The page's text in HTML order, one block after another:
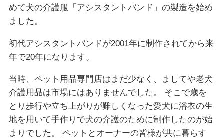
めて犬の介護服「アシスタントバンド」の製造を始め
ました。
初代アシスタントバンドが2001年に制作されてから来
年で20年になります。
当時、ペット用品専門店はまだ少なく、ましてや老犬
介護用品は市場にはありませんでした。 そこで歳を
とり歩行や立ち上がりが難しくなった愛犬に浴衣の生
地を用いて手作りで犬の介護のために制作したのが始
まりでした。 ペットとオーナーの皆様が共に暮らす